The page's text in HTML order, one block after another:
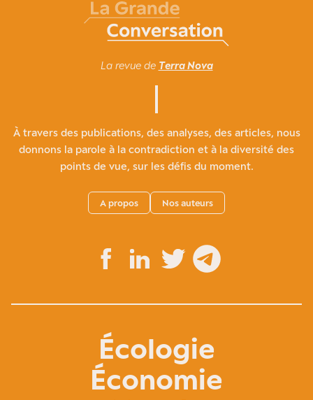
La revue de Terra Nova
À travers des publications, des analyses, des articles, nous
donnons la parole à la contradiction et à la diversité des
points de vue, sur les défis du moment.
A propos Nos auteurs
Écologie
Économie